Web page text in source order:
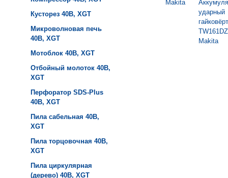
Кусторез 40B, XGT
Микроволновая печь
40B, XGT
Мотоблок 40B, XGT
Отбойный молоток 40B,
XGT
Перфоратор SDS-Plus
40B, XGT
Пила сабельная 40B,
XGT
Пила торцовочная 40B,
XGT
Пила циркулярная
(дерево) 40B, XGT